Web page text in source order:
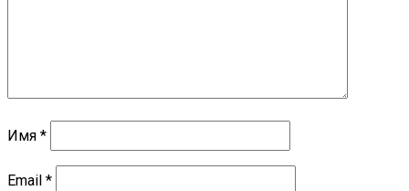
Имя *
Email *